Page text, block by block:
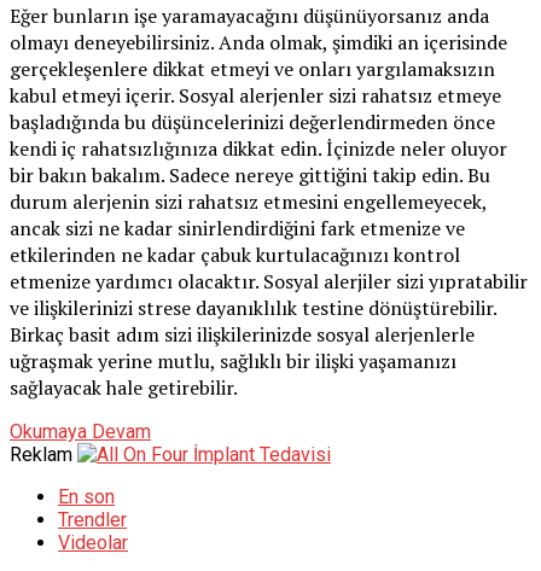
Eğer bunların işe yaramayacağını düşünüyorsanız anda
olmayı deneyebilirsiniz. Anda olmak, şimdiki an içerisinde
gerçekleşenlere dikkat etmeyi ve onları yargılamaksızın
kabul etmeyi içerir. Sosyal alerjenler sizi rahatsız etmeye
başladığında bu düşüncelerinizi değerlendirmeden önce
kendi iç rahatsızlığınıza dikkat edin. İçinizde neler oluyor
bir bakın bakalım. Sadece nereye gittiğini takip edin. Bu
durum alerjenin sizi rahatsız etmesini engellemeyecek,
ancak sizi ne kadar sinirlendirdiğini fark etmenize ve
etkilerinden ne kadar çabuk kurtulacağınızı kontrol
etmenize yardımcı olacaktır. Sosyal alerjiler sizi yıpratabilir
ve ilişkilerinizi strese dayanıklılık testine dönüştürebilir.
Birkaç basit adım sizi ilişkilerinizde sosyal alerjenlerle
uğraşmak yerine mutlu, sağlıklı bir ilişki yaşamanızı
sağlayacak hale getirebilir.
Okumaya Devam
Reklam
En son
Trendler
Videolar